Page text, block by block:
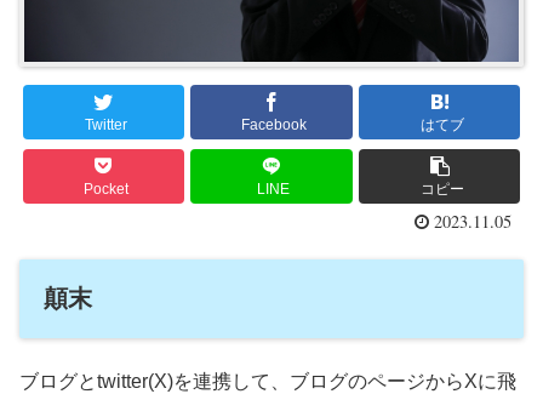
Twitter Facebook はてブ
Pocket LINE コピー
2023.11.05
顛末
ブログとtwitter(X)を連携して、ブログのページからXに飛